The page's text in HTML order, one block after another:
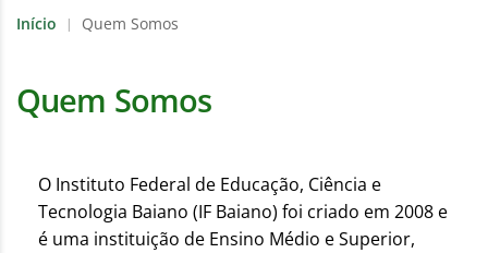
Início | Quem Somos
Quem Somos
O Instituto Federal de Educação, Ciência e
Tecnologia Baiano (IF Baiano) foi criado em 2008 e
é uma instituição de Ensino Médio e Superior,